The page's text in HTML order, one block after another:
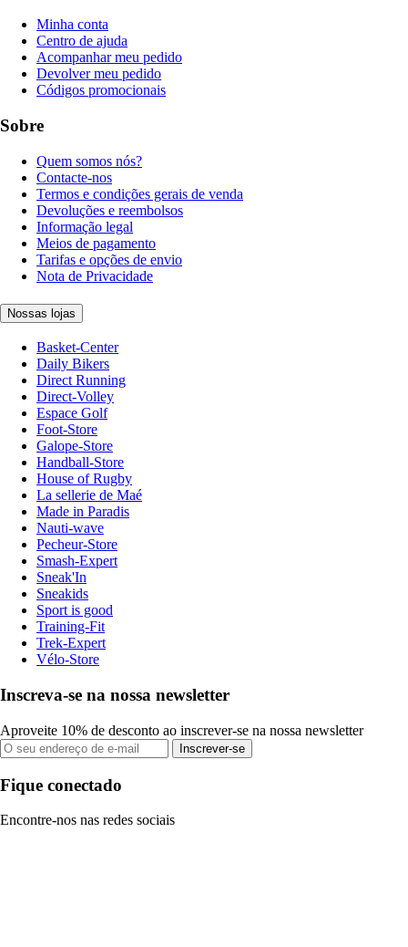
Minha conta
Centro de ajuda
Acompanhar meu pedido
Devolver meu pedido
Códigos promocionais
Sobre
Quem somos nós?
Contacte-nos
Termos e condições gerais de venda
Devoluções e reembolsos
Informação legal
Meios de pagamento
Tarifas e opções de envio
Nota de Privacidade
Nossas lojas
Basket-Center
Daily Bikers
Direct Running
Direct-Volley
Espace Golf
Foot-Store
Galope-Store
Handball-Store
House of Rugby
La sellerie de Maé
Made in Paradis
Nauti-wave
Pecheur-Store
Smash-Expert
Sneak'In
Sneakids
Sport is good
Training-Fit
Trek-Expert
Vélo-Store
Inscreva-se na nossa newsletter
Aproveite 10% de desconto ao inscrever-se na nossa newsletter
Inscrever-se
Fique conectado
Encontre-nos nas redes sociais